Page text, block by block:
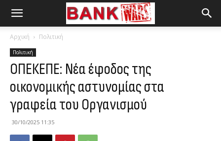
Αρχική Πολιτική
Πολιτική
ΟΠΕΚΕΠΕ: Νέα έφοδος της
οικονομικής αστυνομίας στα
γραφεία του Οργανισμού
30/10/2025 11:35